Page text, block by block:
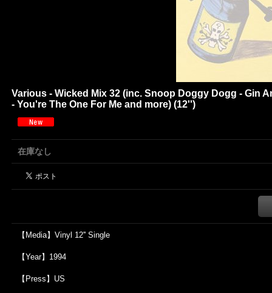
Various - Wicked Mix 32 (inc. Snoop Doggy Dogg - Gin
- You're The One For Me and more) (12'')
在庫なし
【Media】Vinyl 12'' Single
【Year】1994
【Press】US